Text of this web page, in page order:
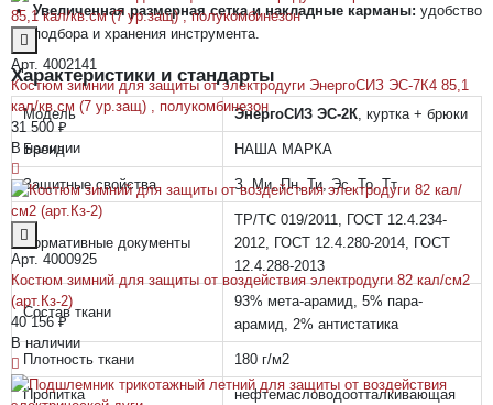
Увеличенная размерная сетка и накладные карманы: удобство
подбора и хранения инструмента.
Характеристики и стандарты
Модель ЭнергоСИЗ ЭС-2К, куртка + брюки
Бренд НАША МАРКА
Защитные свойства З, Ми, Пн, Ти, Эс, То, Тт
Нормативные документы
ТР/ТС 019/2011, ГОСТ 12.4.234-
2012, ГОСТ 12.4.280-2014, ГОСТ
12.4.288-2013
Состав ткани
93% мета-арамид, 5% пара-
арамид, 2% антистатика
Плотность ткани 180 г/м2
Пропитка нефтемасловодоотталкивающая
Арт. 4002141
Костюм зимний для защиты от электродуги ЭнергоСИЗ ЭС-7К4 85,1
кал/кв.см (7 ур.защ) , полукомбинезон
31 500 ₽
В наличии
Арт. 4000925
Костюм зимний для защиты от воздействия электродуги 82 кал/см2
(арт.Кз-2)
40 156 ₽
В наличии